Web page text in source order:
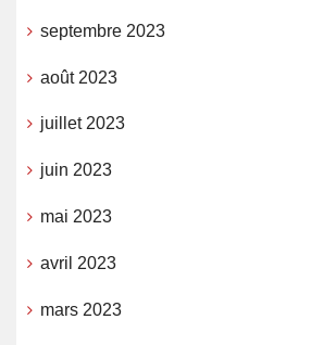
septembre 2023
août 2023
juillet 2023
juin 2023
mai 2023
avril 2023
mars 2023